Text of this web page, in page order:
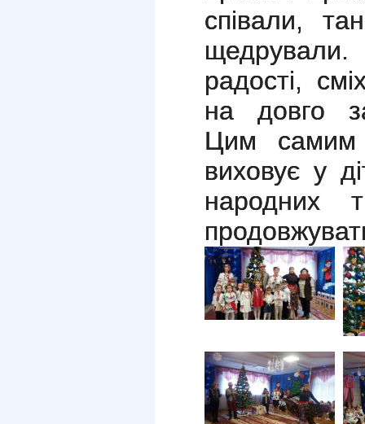
співали,
радості,
на довго
Цим
виховує у
народних